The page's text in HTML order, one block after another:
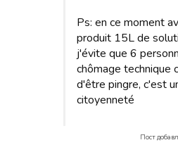
Ps: en ce moment
produit 15L de
j'évite que 6
chômage technique
d'être pingre, c'est
citoyenneté
Пост